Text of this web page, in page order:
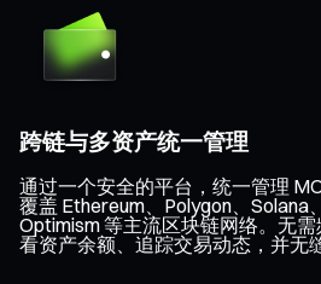
跨链与多资产统一管理
通过一个安全的平台，统一管理
覆盖 Ethereum、Polygon、Solana
Optimism 等主流区块链网络。无
看资产余额、追踪交易动态，并无